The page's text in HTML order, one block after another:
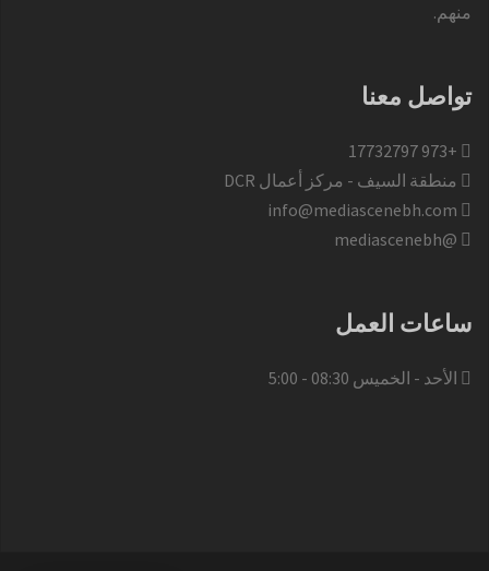
منهم.
تواصل معنا
+973 17732797​
منطقة السيف - مركز أعمال DCR
@mediascenebh
ساعات العمل
الأحد - الخميس 08:30 - 5:00